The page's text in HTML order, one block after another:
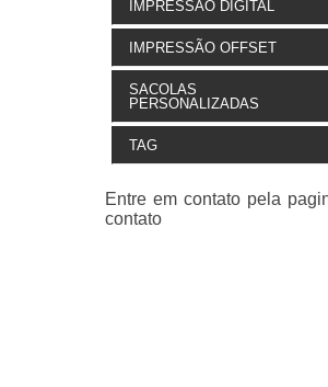
IMPRESSÃO DIGITAL
IMPRESSÃO OFFSET
SACOLAS
PERSONALIZADAS
TAG